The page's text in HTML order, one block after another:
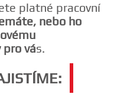
platné pracovní
nebo ho
vás.